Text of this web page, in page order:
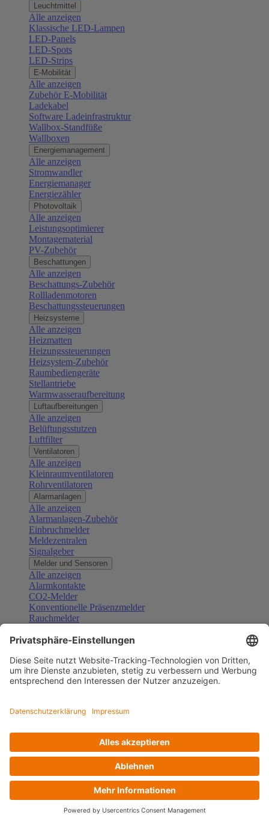
Leuchtmittel
Alle anzeigen
Klassische LED-Lampen
LED-Panels
LED-Spots
LED-Strips
E-Mobilität
Alle anzeigen
Zubehör E-Mobilität
Ladekabel
Software Ladeinfrastruktur
Wallbox-Standfüße
Wallboxen
Energiemanagement
Alle anzeigen
Stromwandler
Energiemanager
Energiezähler
Photovoltaik
Alle anzeigen
Leistungsoptimierer
Montagematerial
PV-Zubehör
Beschattungen
Alle anzeigen
Beschattungs-Zubehör
Rollladenmotoren
Beschattungssteuerungen
Heizsysteme
Alle anzeigen
Heizmatten
Heizungssteuerungen
Heizsystem-Zubehör
Raumbediengeräte
Stellantriebe
Warmwasseraufbereitung
Luftaufbereitungen
Alle anzeigen
Belüftungsstutzen
Luftfilter
Ventilatoren
Alle anzeigen
Kleinraumventilatoren
Rohrventilatoren
Alarmanlagen
Alle anzeigen
Alarmanlagen-Zubehör
Einbruchmelder
Meldezentralen
Signalgeber
Melder und Sensoren
Alle anzeigen
Alarmkontakte
CO2-Melder
Konventionelle Präsenzmelder
Rauchmelder
Gefahrenmelder
Türsprechanlagen
Alle anzeigen
Außenstationen
Klingeltaster und Gongs
Sprechanlagen-Sets
Zubehör Türkommunikation
Videoüberwachung
Zubehör Videoüberwachung
Alle anzeigen